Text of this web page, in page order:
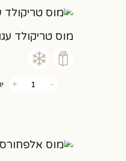
מוס טריקולד
-של
+